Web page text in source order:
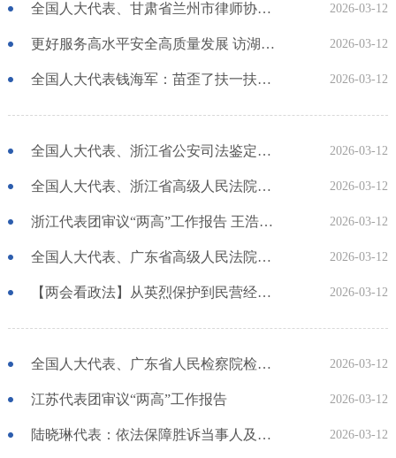
全国人大代表、甘肃省兰州市律师协会会长、甘肃锐城律师事务所主任陈灿：以专项行动为引领全面深化行政检察 2026-03-12
更好服务高水平安全高质量发展 访湖南省人民检察院检察长叶晓颖代表 2026-03-12
全国人大代表钱海军：苗歪了扶一扶，不能直接拔掉 2026-03-12
全国人大代表、浙江省公安司法鉴定中心主任吴微微：守护百姓“钱袋子” 筑牢终端“防护墙” 2026-03-12
全国人大代表、浙江省高级人民法院院长郑青：为未来产业发展提供有力司法保障 2026-03-12
浙江代表团审议“两高”工作报告 王浩刘捷参加 2026-03-12
全国人大代表、广东省高级人民法院院长张海波：为跑好“十五五”关键第一程提供坚强保障 2026-03-12
【两会看政法】从英烈保护到民营经济，从法治营商环境到未成年人保护 代表委员热议两院报告中“法治热词” 2026-03-12
全国人大代表、广东省人民检察院检察长冯键：持续做实“高质效办好每一个案件” 2026-03-12
江苏代表团审议“两高”工作报告 2026-03-12
陆晓琳代表：依法保障胜诉当事人及时实现权益【两会政法好声音】 2026-03-12